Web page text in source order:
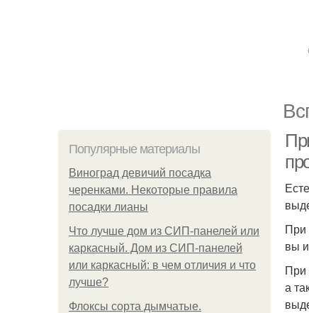
Популярные материалы
Виноград девичий посадка
черенками. Некоторые правила
посадки лианы
Что лучше дом из СИП-панелей или
каркасный. Дом из СИП-панелей
или каркасный: в чем отличия и что
лучше?
Флоксы сорта дымчатые.
При
вы
При
а